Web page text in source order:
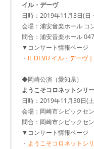
イル・デーヴ
日時：2019年11月3日(日
会場：浦安音楽ホール コ
問合：浦安音楽ホール
▼コンサート情報ページ
・ IL DEVU イル・デーヴ
◆岡崎公演（愛知県）
ようこそコロネットシリ
日時：2019年11月30日(
会場：岡崎市シビックセ
問合：岡崎市シビックセ
▼コンサート情報ページ
・ ようこそコロネットシ